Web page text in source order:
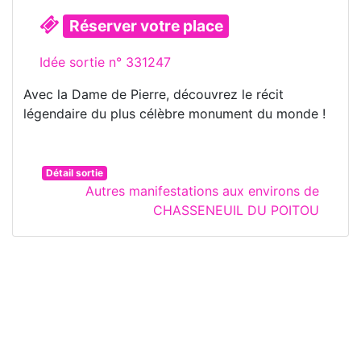
Réserver votre place
Idée sortie n° 331247
Avec la Dame de Pierre, découvrez le récit
légendaire du plus célèbre monument du monde !
Détail sortie
Autres manifestations aux environs de
CHASSENEUIL DU POITOU